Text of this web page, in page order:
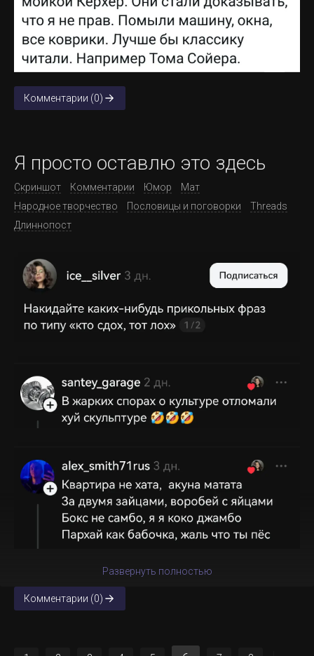
Комментарии (0)
Я просто оставлю это здесь
Скриншот Комментарии Юмор
Мат
Народное творчество
Пословицы и поговорки
Threads
Длиннопост
Развернуть полностью
Комментарии (0)